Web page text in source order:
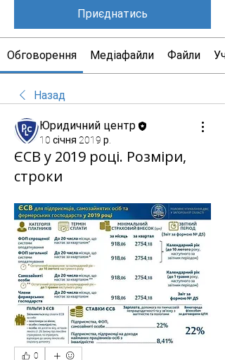
Приєднатись
Обговорення Медіафайли Файли
Назад
Юридичний центр
10 січня 2019 р.
ЄСВ у 2019 році. Розміри,
строки
0